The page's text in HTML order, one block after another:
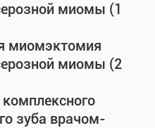
миомы (1
миомэктомия
миомы (2
зуба врачом-